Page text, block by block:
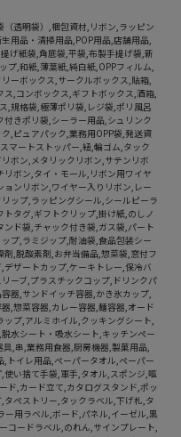
透明袋）,梱包資材,リボン,ラッピン
用品・清掃用品,POP用品,店舗用品,
げ紙袋,角底袋,平袋,布製手提げ袋,新
プ,和紙,薄葉紙,純白紙,OPPフィルム,
ーボックス,サークルボックス,貼箱,
,コンボックス,ギフトボックス,酒箱,
,規格袋,極薄ポリ袋,レジ袋,ポリ風呂
きポリ袋,シーラー用品,シュリンク
,ピュアパック,業務用OPP袋,発送資
マートストッパー,紐,輪ゴム,タック
ボン,メタリックリボン,サテンリボ
ボン,タイ・モール,リボン用ワイヤ
ンリボン,ワイヤー入りリボン,レー
ップ,ラッピングシール,シールピーラ
タグ,ギフトクリップ,掛け紙,のしノ
ド袋,チャック付き袋,ガス袋,パート
プ,ラミジップ,耐油袋,食品包装シー
,脱酸素剤,お弁当備品,惣菜袋,窓付フ
ザートカップ,ケーキトレー,保冷バ
ーブ,プラスチックコップ,ドリンクパ
器,サンドイッチ容器,かき氷カップ,
,惣菜容器,カレー容器,麺容器,オード
プ,アルミホイル,クッキングシート,
水シート・吸水シート,キッチンペー
,串,業務用食器,厨房機器,製菓用品,
トイレ用品,ペーパータオル,ペーパー
い捨て手袋,軍手,タオル,スポンジ,嘔
ド,カード立て,カタログスタンド,ポッ
ペストリー,タックラベル,下げ札,タ
ー用ラベル,ボード,パネル,イーゼル,黒
コードラベル,のれん,サインプレート,